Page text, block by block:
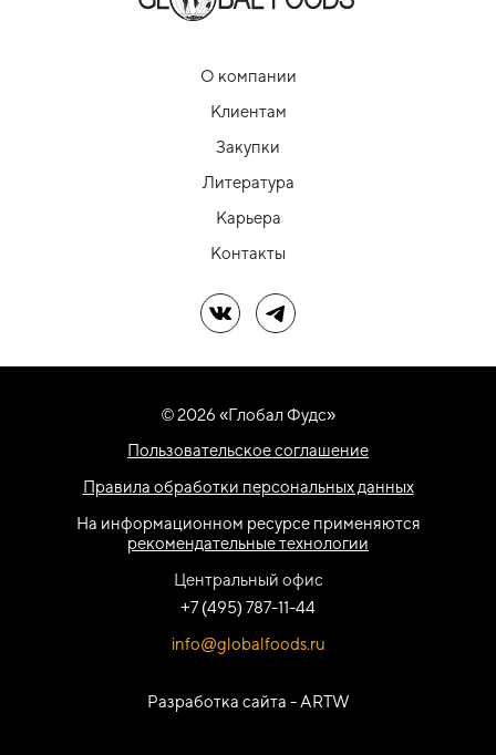
О компании
Клиентам
Закупки
Литература
Карьера
Контакты
Мы в ВКМы в Telegram
© 2026 «Глобал Фудс»
Пользовательское соглашение
Правила обработки персональных данных
На информационном ресурсе применяются
рекомендательные технологии
Центральный офис
+7 (495) 787-11-44
info@globalfoods.ru
Разработка сайта - ARTW